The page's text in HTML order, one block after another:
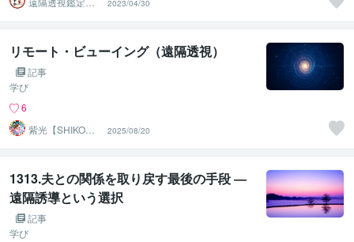
師・すずか✡
2023/04/30
リモート・ビューイング（遠隔透視）
記事
学び
6
紫光【SHIKO】
遠隔透視鑑定士
2025/08/20
1313.夫との関係を取り戻す最後の手段 ―
遠隔誘導という選択
記事
学び